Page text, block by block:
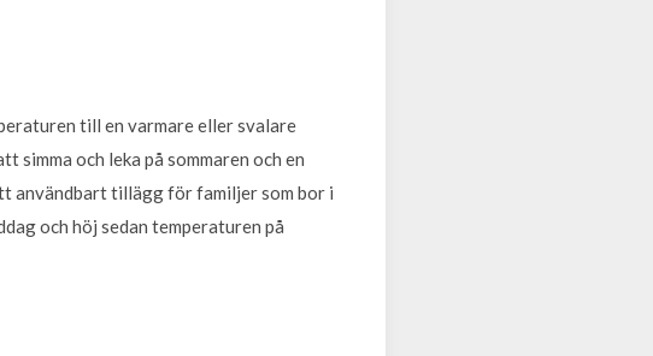
till en varmare eller svalare
och leka på sommaren och en
användbart tillägg för familjer som bor i
och höj sedan temperaturen på